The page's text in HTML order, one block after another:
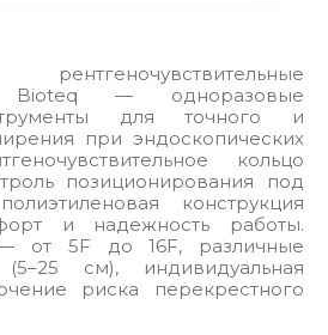
Bioteq — одноразовые
для точного и
при эндоскопических
кольцо
позиционирования под
конструкция
и надежность работы.
от 5F до 16F, различные
см), индивидуальная
риска перекрестного